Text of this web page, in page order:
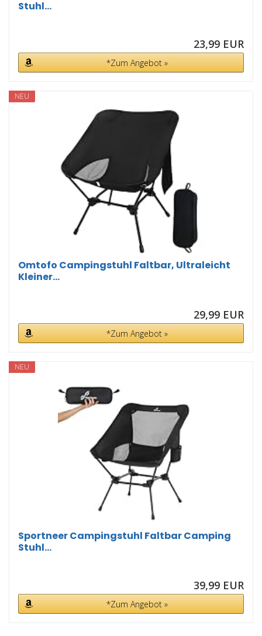
Stuhl...
23,99 EUR
*Zum Angebot »
NEU
Omtofo Campingstuhl Faltbar, Ultraleicht
Kleiner...
29,99 EUR
*Zum Angebot »
NEU
Sportneer Campingstuhl Faltbar Camping
Stuhl...
39,99 EUR
*Zum Angebot »